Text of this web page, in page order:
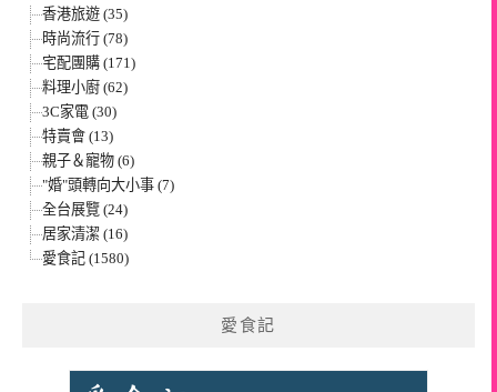
香港旅遊 (35)
時尚流行 (78)
宅配團購 (171)
料理小廚 (62)
3C家電 (30)
特賣會 (13)
親子＆寵物 (6)
"婚"頭轉向大小事 (7)
全台展覽 (24)
居家清潔 (16)
愛食記 (1580)
愛食記